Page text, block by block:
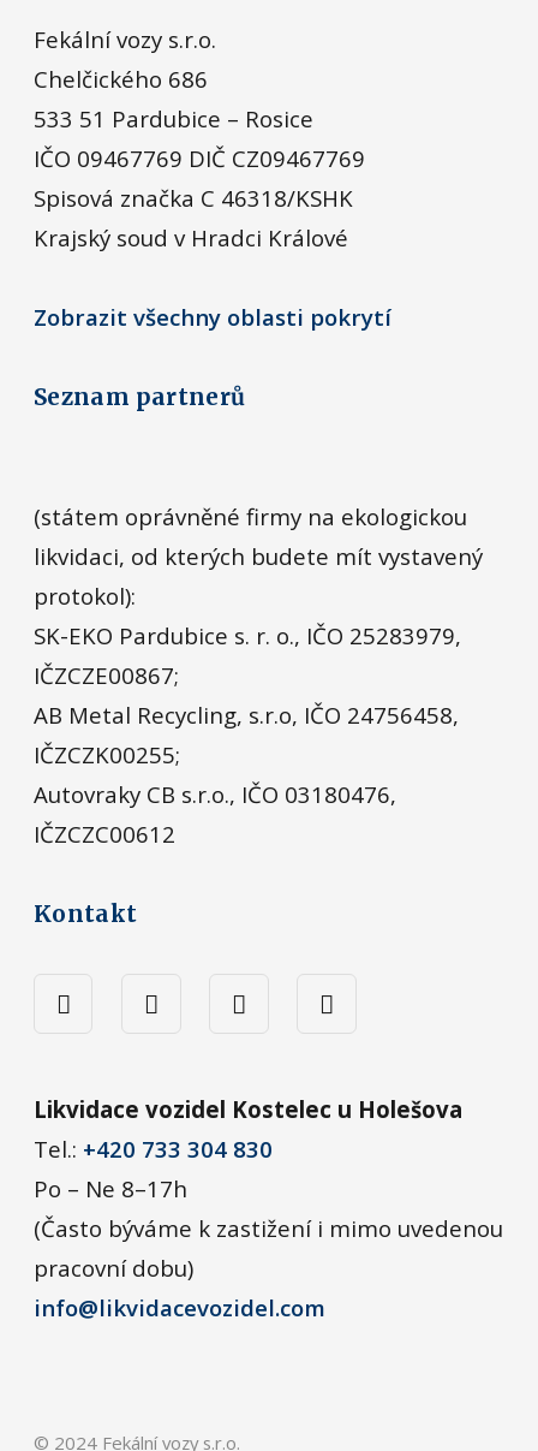
Fekální vozy s.r.o.
Chelčického 686
533 51 Pardubice – Rosice
IČO 09467769 DIČ CZ09467769
Spisová značka C 46318/KSHK
Krajský soud v Hradci Králové
Zobrazit všechny oblasti pokrytí
Seznam partnerů
(státem oprávněné firmy na ekologickou
likvidaci, od kterých budete mít vystavený
protokol):
SK-EKO Pardubice s. r. o., IČO 25283979,
IČZCZE00867;
AB Metal Recycling, s.r.o, IČO 24756458,
IČZCZK00255;
Autovraky CB s.r.o., IČO 03180476,
IČZCZC00612
Kontakt
Likvidace vozidel Kostelec u Holešova
Tel.: +420 733 304 830
Po – Ne 8–17h
(Často býváme k zastižení i mimo uvedenou
pracovní dobu)
info@likvidacevozidel.com
© 2024 Fekální vozy s.r.o.